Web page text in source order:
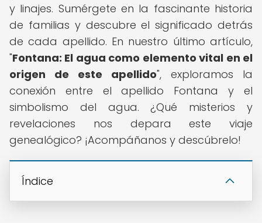
y linajes. Sumérgete en la fascinante historia
de familias y descubre el significado detrás
de cada apellido. En nuestro último artículo,
"Fontana: El agua como elemento vital en el
origen de este apellido", exploramos la
conexión entre el apellido Fontana y el
simbolismo del agua. ¿Qué misterios y
revelaciones nos depara este viaje
genealógico? ¡Acompáñanos y descúbrelo!
Índice